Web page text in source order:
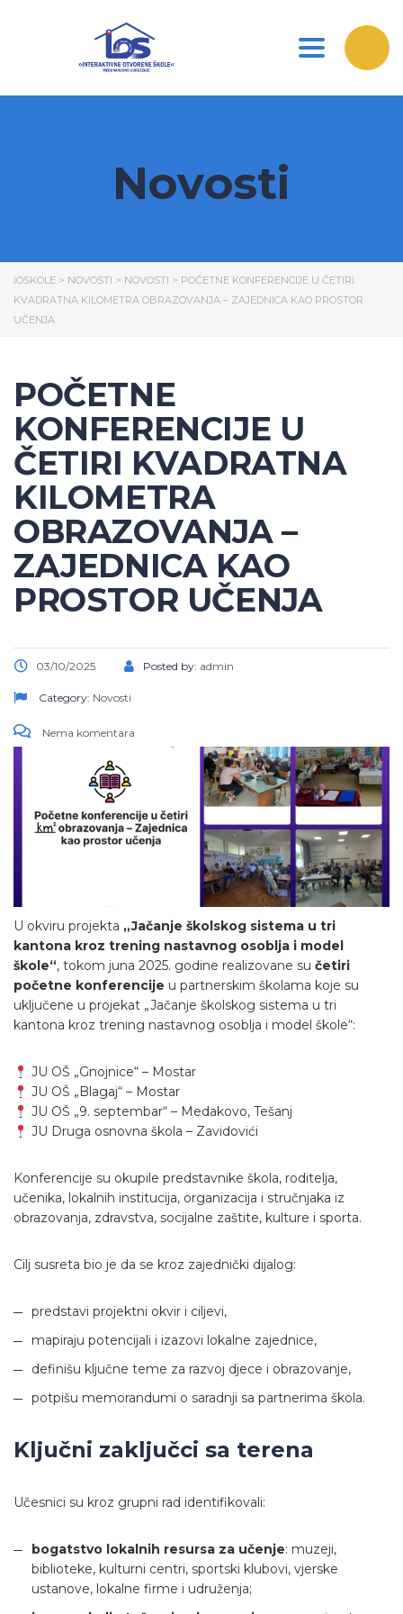
Toggle
Novosti
IOSKOLE > NOVOSTI > NOVOSTI > POČETNE KONFERENCIJE U ČETIRI
KVADRATNA KILOMETRA OBRAZOVANJA – ZAJEDNICA KAO PROSTOR
UČENJA
POČETNE
KONFERENCIJE U
ČETIRI KVADRATNA
KILOMETRA
OBRAZOVANJA –
ZAJEDNICA KAO
PROSTOR UČENJA
03/10/2025 Posted by: admin
Category: Novosti
Nema komentara
U okviru projekta „Jačanje školskog sistema u tri
kantona kroz trening nastavnog osoblja i model
škole“, tokom juna 2025. godine realizovane su četiri
početne konferencije u partnerskim školama koje su
uključene u projekat „Jačanje školskog sistema u tri
kantona kroz trening nastavnog osoblja i model škole“:
JU OŠ „Gnojnice“ – Mostar
JU OŠ „Blagaj“ – Mostar
JU OŠ „9. septembar“ – Medakovo, Tešanj
JU Druga osnovna škola – Zavidovići
Konferencije su okupile predstavnike škola, roditelja,
učenika, lokalnih institucija, organizacija i stručnjaka iz
obrazovanja, zdravstva, socijalne zaštite, kulture i sporta.
Cilj susreta bio je da se kroz zajednički dijalog:
predstavi projektni okvir i ciljevi,
mapiraju potencijali i izazovi lokalne zajednice,
definišu ključne teme za razvoj djece i obrazovanje,
potpišu memorandumi o saradnji sa partnerima škola.
Ključni zaključci sa terena
Učesnici su kroz grupni rad identifikovali:
bogatstvo lokalnih resursa za učenje: muzeji,
biblioteke, kulturni centri, sportski klubovi, vjerske
ustanove, lokalne firme i udruženja;